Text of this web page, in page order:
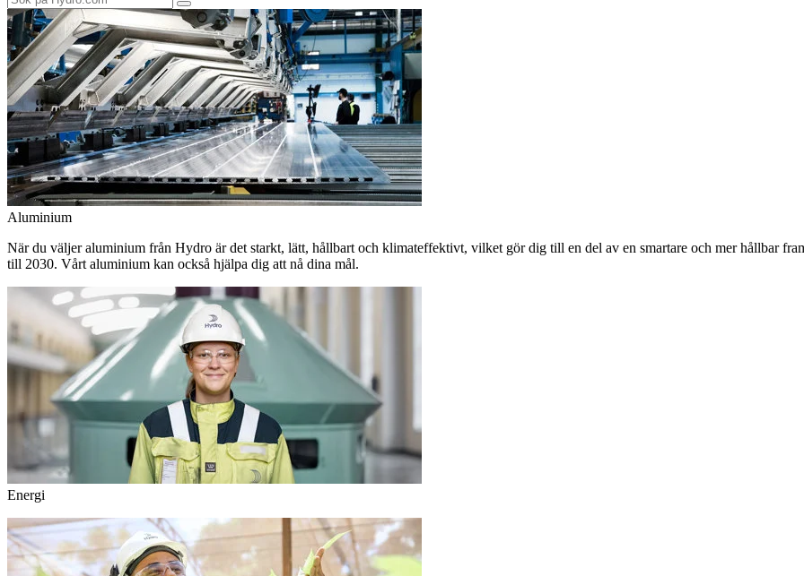
Aluminium
När du väljer aluminium från Hydro är det starkt, lätt, hållbart och klimateffektivt, vilket gör dig till en del av en smartare och mer hållbar
till 2030. Vårt aluminium kan också hjälpa dig att nå dina mål.
Energi